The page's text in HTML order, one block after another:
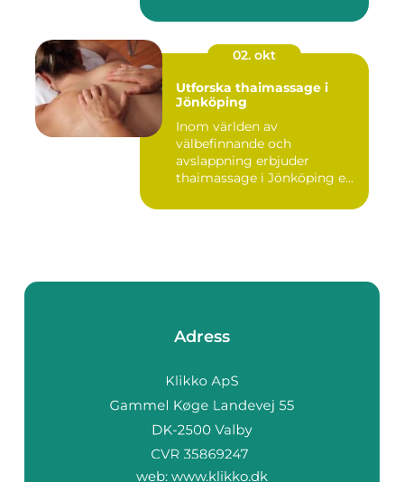
02. okt
Utforska thaimassage i
Jönköping
Inom världen av
välbefinnande och
avslappning erbjuder
thaimassage i Jönköping e...
Adress
web: www.klikko.dk